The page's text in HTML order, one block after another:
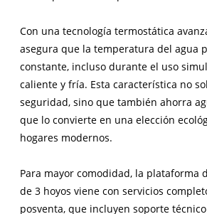
Con una tecnología termostática
asegura que la temperatura del agua
constante, incluso durante el uso
caliente y fría. Esta característica no
seguridad, sino que también ahorra
que lo convierte en una elección
hogares modernos.
Para mayor comodidad, la plataforma
de 3 hoyos viene con servicios
posventa, que incluyen soporte